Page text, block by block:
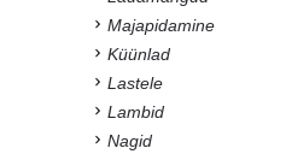
Majapidamine
Küünlad
Lastele
Lambid
Nagid